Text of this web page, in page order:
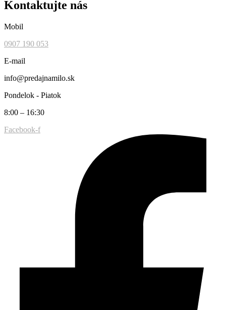
Kontaktujte nás
Mobil
0907 190 053
E-mail
info@predajnamilo.sk
Pondelok - Piatok
8:00 – 16:30
Facebook-f